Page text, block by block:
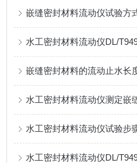
嵌缝密封材料流动仪试验方
嵌缝密封材料的流动止水长
水工密封材料流动仪测定嵌
水工密封材料流动仪试验步
水工密封材料流动仪DL/